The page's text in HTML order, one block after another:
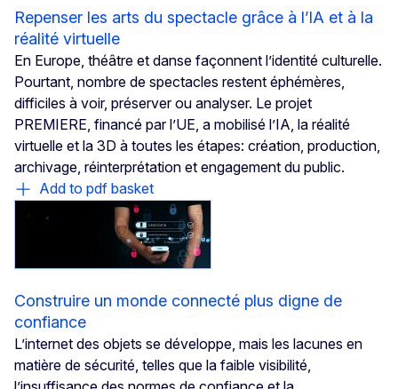
Repenser les arts du spectacle grâce à l’IA et à la
réalité virtuelle
En Europe, théâtre et danse façonnent l’identité culturelle.
Pourtant, nombre de spectacles restent éphémères,
difficiles à voir, préserver ou analyser. Le projet
PREMIERE, financé par l’UE, a mobilisé l’IA, la réalité
virtuelle et la 3D à toutes les étapes: création, production,
archivage, réinterprétation et engagement du public.
Add to pdf basket
Construire un monde connecté plus digne de
confiance
L’internet des objets se développe, mais les lacunes en
matière de sécurité, telles que la faible visibilité,